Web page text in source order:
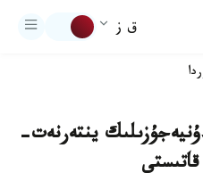
ق ز
قىتايدا 2-دۇنيەجۇزىلىك ينتەرنەت-